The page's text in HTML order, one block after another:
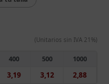
(Unitarios sin IVA 21%)
400
3,19
500
3,12
1000
2,88